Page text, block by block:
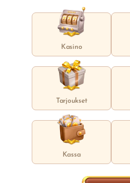
Kasino
Tarjoukset
Kassa